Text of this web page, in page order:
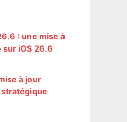
: une mise à
sur iOS 26.6
à jour